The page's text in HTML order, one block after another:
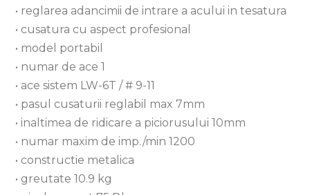
• reglarea adancimii de intrare a acului in tesatura
• cusatura cu aspect profesional
• model portabil
• numar de ace 1
• ace sistem LW-6T / # 9-11
• pasul cusaturii reglabil max 7mm
• inaltimea de ridicare a piciorusului 10mm
• numar maxim de imp./min 1200
• constructie metalica
• greutate 10.9 kg